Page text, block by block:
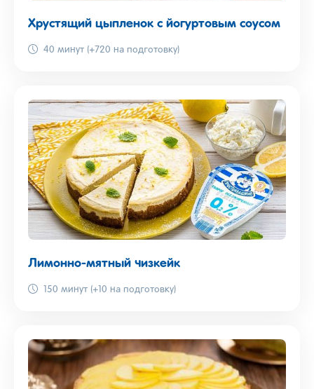
Хрустящий цыпленок с йогуртовым соусом
40 минут (+720 на подготовку)
Лимонно-мятный чизкейк
150 минут (+10 на подготовку)